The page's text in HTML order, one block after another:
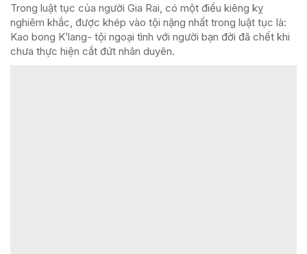
Trong luật tục của người Gia Rai, có một điều kiêng kỵ
nghiêm khắc, được khép vào tội nặng nhất trong luật tục là:
Kao bong K’lang- tội ngoại tình với người bạn đời đã chết khi
chưa thực hiện cắt đứt nhân duyên.